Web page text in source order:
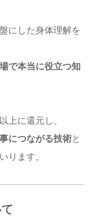
にした身体理解を
で本当に役立つ知
上に還元し、
につながる技術と
ります。